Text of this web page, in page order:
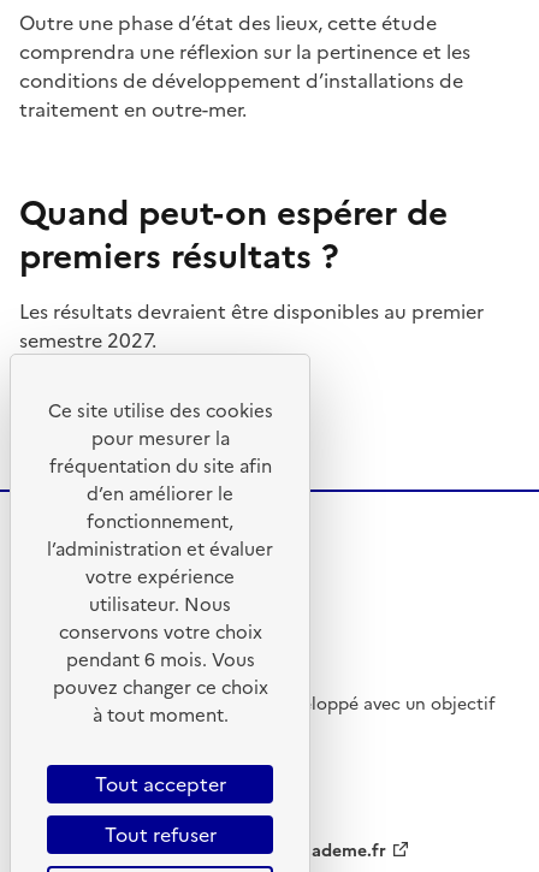
Outre une phase d’état des lieux, cette étude
comprendra une réflexion sur la pertinence et les
conditions de développement d’installations de
traitement en outre-mer.
Quand peut-on espérer de
premiers résultats ?
Les résultats devraient être disponibles au premier
semestre 2027.
Ce site internet a été pensé et développé avec un objectif
ademe.fr agirpourlatransition.ademe.fr
Ce site utilise des cookies
pour mesurer la
fréquentation du site afin
d’en améliorer le
fonctionnement,
l’administration et évaluer
votre expérience
utilisateur. Nous
conservons votre choix
pendant 6 mois. Vous
pouvez changer ce choix
à tout moment.
Tout accepter
Tout refuser